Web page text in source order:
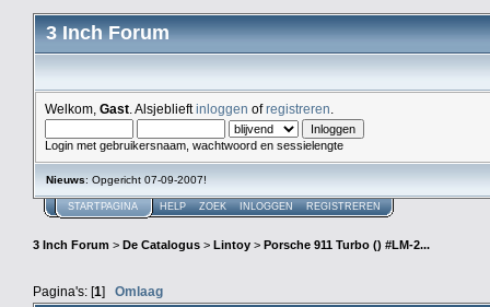
3 Inch Forum
Welkom, Gast . Alsjeblieftinloggen ofregistreren
Login met gebruikersnaam, wachtwoord en sessielengte
Nieuws: Opgericht 07-09-2007!
STARTPAGINA HELP ZOEK INLOGGEN REGISTREREN
3 Inch Forum > De Catalogus > Lintoy > Porsche 911 Turbo () #LM-2...
Pagina's: [1] Omlaag